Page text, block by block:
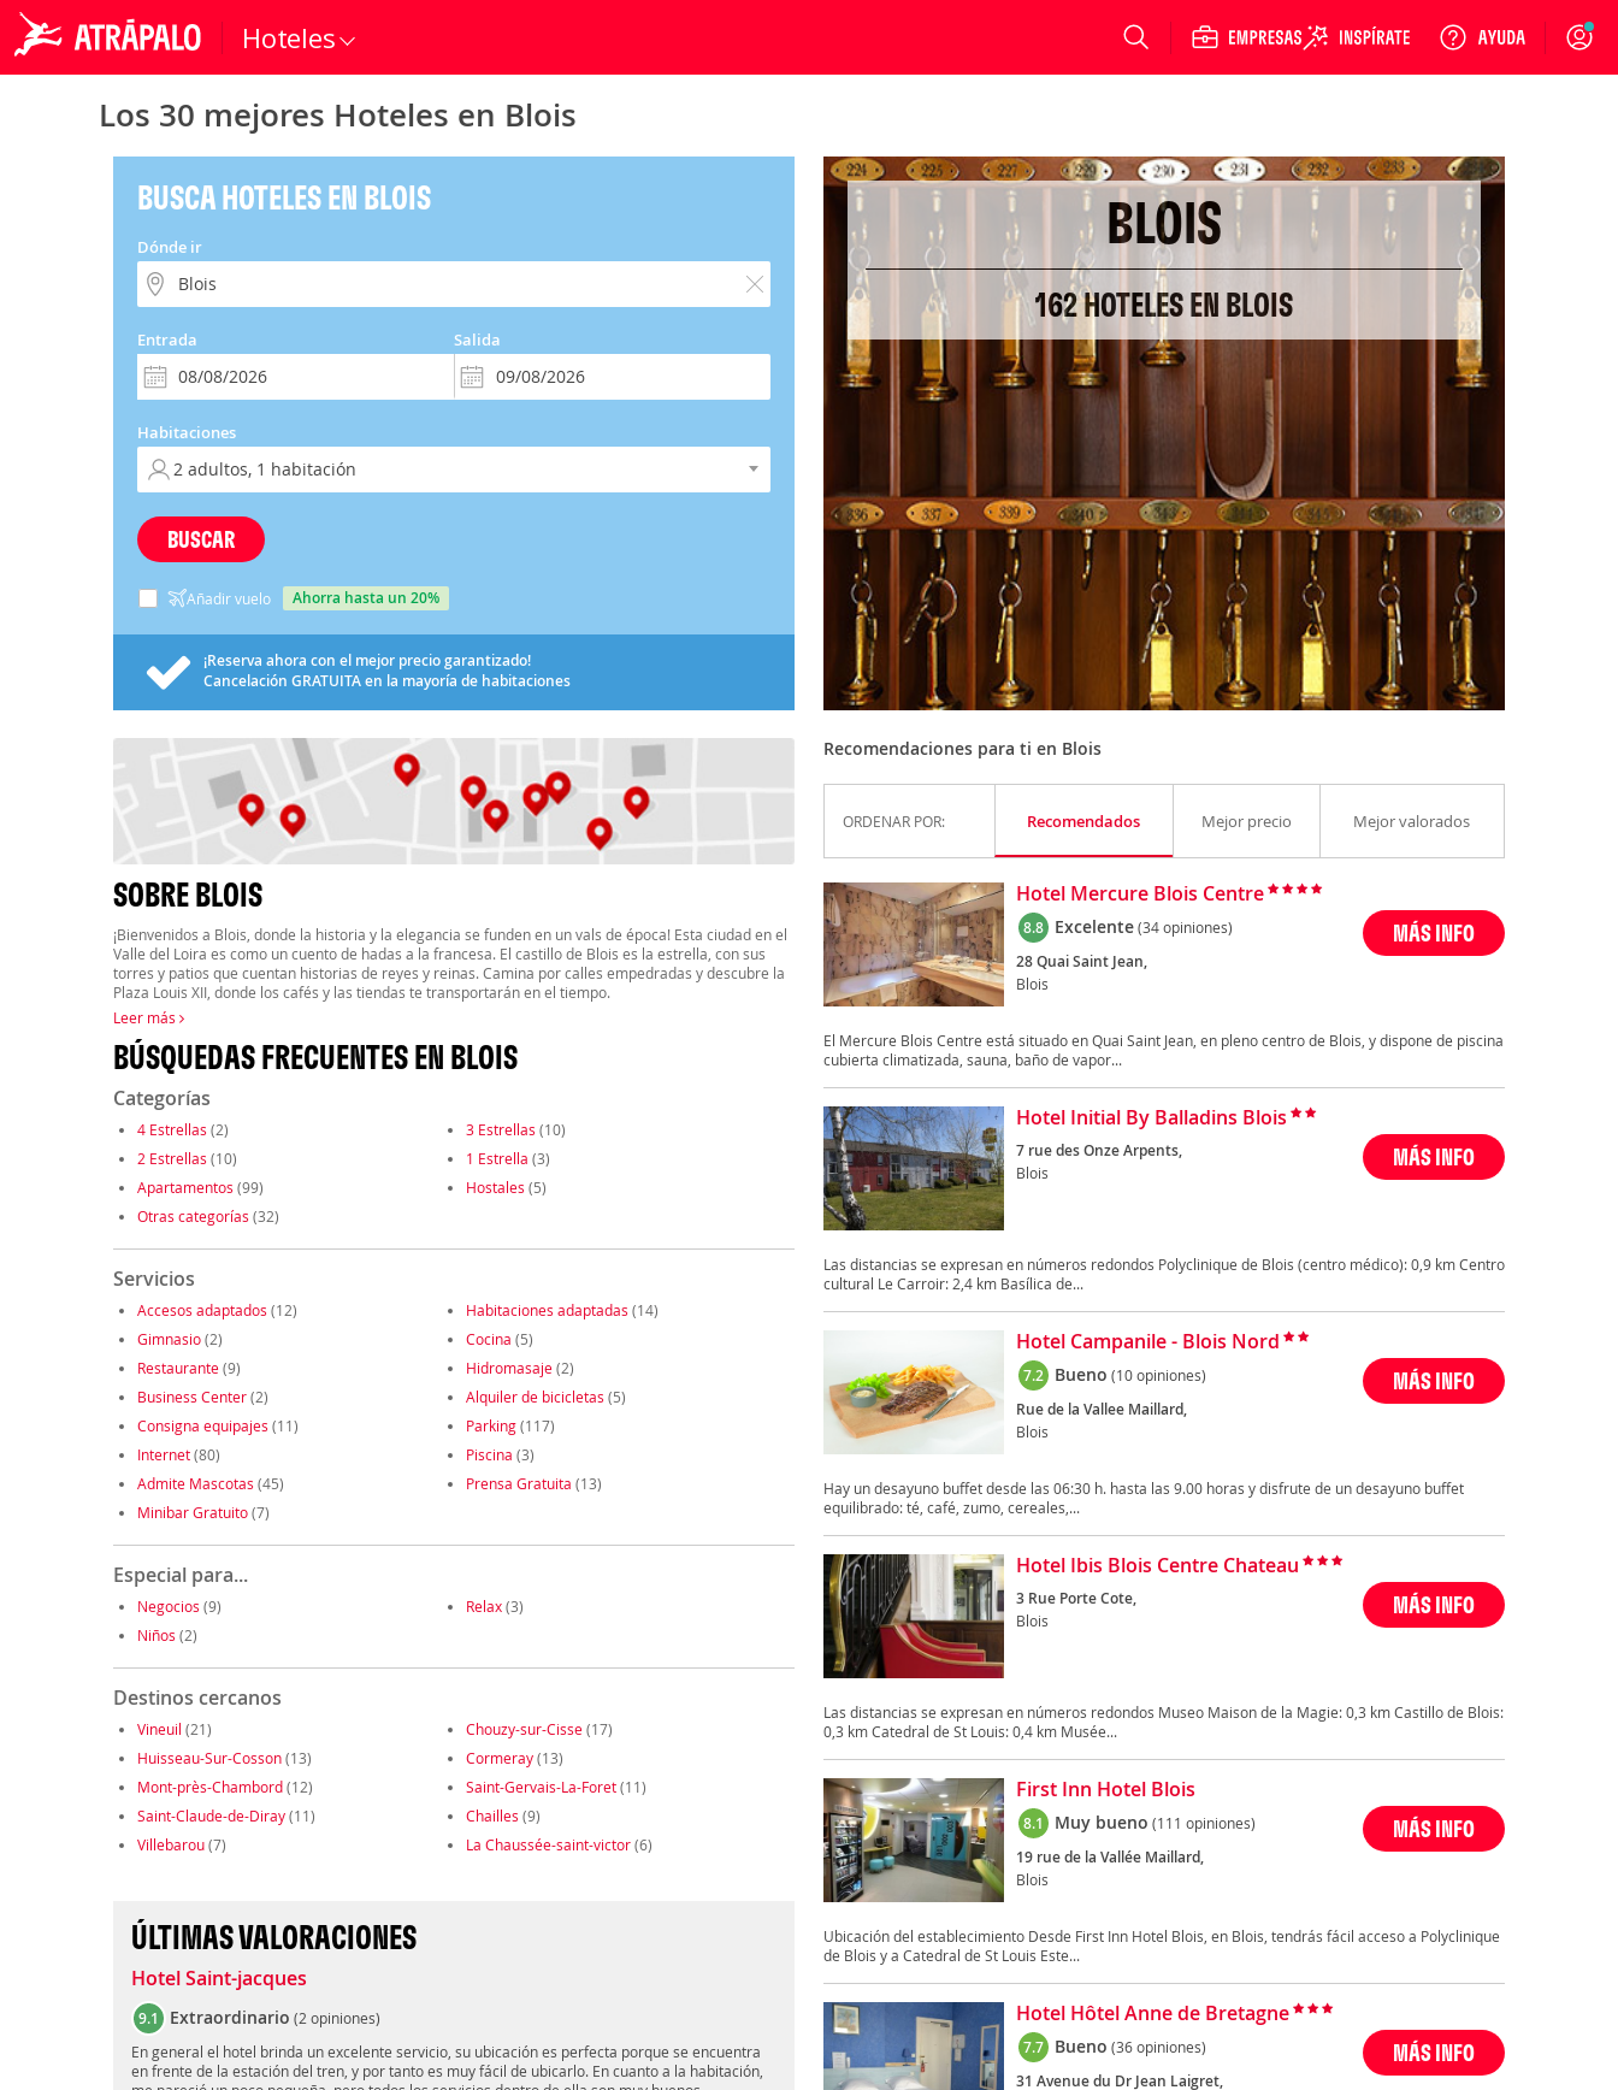
Hoteles Login
Los 30 mejores Hoteles en Blois
BUSCA HOTELES EN BLOIS
Dónde ir
Entrada Salida
Habitaciones
BUSCAR
Añadir vuelo ahorra hasta un 20%
¡Reserva ahora con el mejor precio garantizado!
Cancelación GRATUITAen la mayoría de habitaciones
SOBRE BLOIS
¡Bienvenidos a Blois, donde la historia y la elegancia se funden en un vals de época! Esta ciudad en el
Valle del Loira es como un cuento de hadas a la francesa. El castillo de Blois es la estrella, con sus
torres y patios que cuentan historias de reyes y reinas. Camina por calles empedradas y descubre la
Plaza Louis XII, donde los cafés y las tiendas te transportarán en el tiempo.
Leer más
BÚSQUEDAS FRECUENTES EN BLOIS
Categorías
4 Estrellas (2) 3 Estrellas (10)
2 Estrellas (10) 1 Estrella (3)
Apartamentos (99) Hostales (5)
Otras categorías (32)
Servicios
Accesos adaptados (12) Habitaciones adaptadas (14)
Gimnasio(2) Cocina (5)
Restaurante(9) Hidromasaje(2)
Business Center(2) Alquiler de bicicletas (5)
Consigna equipajes (11) Parking(117)
Internet(80) Piscina (3)
Admite Mascotas (45) Prensa Gratuita (13)
Minibar Gratuito(7)
Especial para...
Negocios (9) Relax(3)
Niños (2)
Destinos cercanos
Vineuil (21) Chouzy-sur-Cisse(17)
Huisseau-Sur-Cosson(13) Cormeray(13)
Mont-près-Chambord(12) Saint-Gervais-La-Foret(11)
Saint-Claude-de-Diray(11) Chailles (9)
Villebarou(7) La Chaussée-saint-victor(6)
ÚLTIMAS VALORACIONES
Hotel Saint-jacques
9.1 Extraordinario (2 opiniones)
En general el hotel brinda un excelente servicio, su ubicación es perfecta porque se encuentra
en frente de la estación del tren, y por tanto es muy fácil de ubicarlo. En cuanto a la habitación,
BLOIS
162 HOTELES EN BLOIS
Recomendaciones para ti en Blois
ORDENAR POR: Recomendados Mejor precio Mejor valorados
Hotel Mercure Blois Centre
8.8 Excelente(34 opiniones)
28 Quai Saint Jean,
Blois
MÁS INFO
El Mercure Blois Centre está situado en Quai Saint Jean, en pleno centro de Blois, y dispone de piscina
cubierta climatizada, sauna, baño de vapor...
Hotel Initial By Balladins Blois
7 rue des Onze Arpents,
Blois
MÁS INFO
Las distancias se expresan en números redondos Polyclinique de Blois (centro médico): 0,9 km Centro
cultural Le Carroir: 2,4 km Basílica de...
Hotel Campanile - Blois Nord
7.2 Bueno (10 opiniones)
Rue de la Vallee Maillard,
Blois
MÁS INFO
Hay un desayuno buffet desde las 06:30 h. hasta las 9.00 horas y disfrute de un desayuno buffet
equilibrado: té, café, zumo, cereales,...
Hotel Ibis Blois Centre Chateau
3 Rue Porte Cote,
Blois
MÁS INFO
Las distancias se expresan en números redondos Museo Maison de la Magie: 0,3 km Castillo de Blois:
0,3 km Catedral de St Louis: 0,4 km Musée...
First Inn Hotel Blois
8.1 Muy bueno (111 opiniones)
19 rue de la Vallée Maillard,
Blois
MÁS INFO
Ubicación del establecimiento Desde First Inn Hotel Blois, en Blois, tendrás fácil acceso a Polyclinique
de Blois y a Catedral de St Louis Este...
Hotel Hôtel Anne de Bretagne
7.7 Bueno (36 opiniones)
31 Avenue du Dr Jean Laigret,
MÁS INFO